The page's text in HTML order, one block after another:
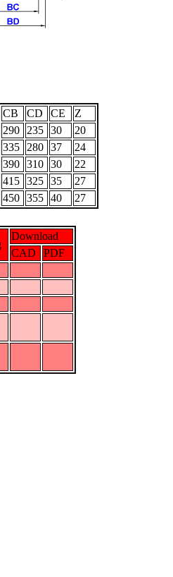
CB CD CE
Z
290 235 30
20
335 280 37
24
390 310 30
22
415 325 35
27
450 355 40 27
Download
CAD
PDF